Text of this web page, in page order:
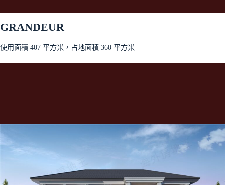
GRANDEUR
使用面積 407 平方米，占地面積 360 平方米